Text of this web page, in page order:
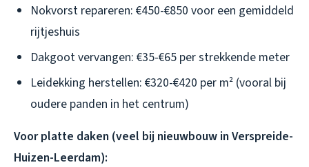
Nokvorst repareren: €450-€850 voor een gemiddeld
rijtjeshuis
Dakgoot vervangen: €35-€65 per strekkende meter
Leidekking herstellen: €320-€420 per m² (vooral bij
oudere panden in het centrum)
Voor platte daken (veel bij nieuwbouw in Verspreide-
Huizen-Leerdam):